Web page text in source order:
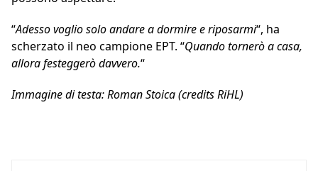
“Adesso voglio solo andare a dormire e riposarmi“, ha
scherzato il neo campione EPT. “Quando tornerò a casa,
allora festeggerò davvero.“
Immagine di testa: Roman Stoica (credits RiHL)